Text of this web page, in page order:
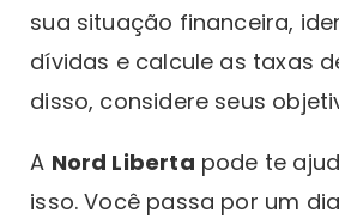
sua situação financeira,
dívidas e calcule as taxas
disso, considere seus
A Nord Liberta pode te
isso. Você passa por um